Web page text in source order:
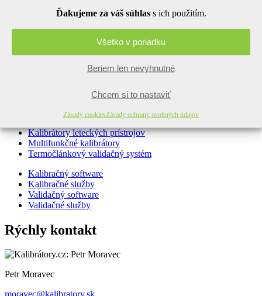
Ďakujeme za váš súhlass ich použitím.
Všetko v poriadku
Beriem len nevyhnutné
Chcem si to nastaviť
Zásady cookiesZásady ochrany osobných údajov
LinkedIn
Naše kalibrátory
Kalibrátory tlaku
Kalibrátory vlhkosti
Bezdrôtový validačný systém
Kalibrátory elektrických prístrojov
Kalibrátory leteckých prístrojov
Multifunkčné kalibrátory
Termočlánkový validačný systém
Kalibračný software
Kalibračné služby
Validačný software
Validačné služby
Rýchly kontakt
Petr Moravec